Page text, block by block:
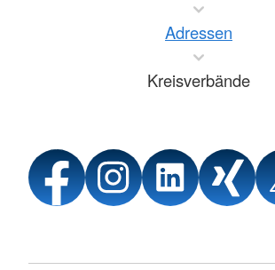
Adressen
Kreisverbände